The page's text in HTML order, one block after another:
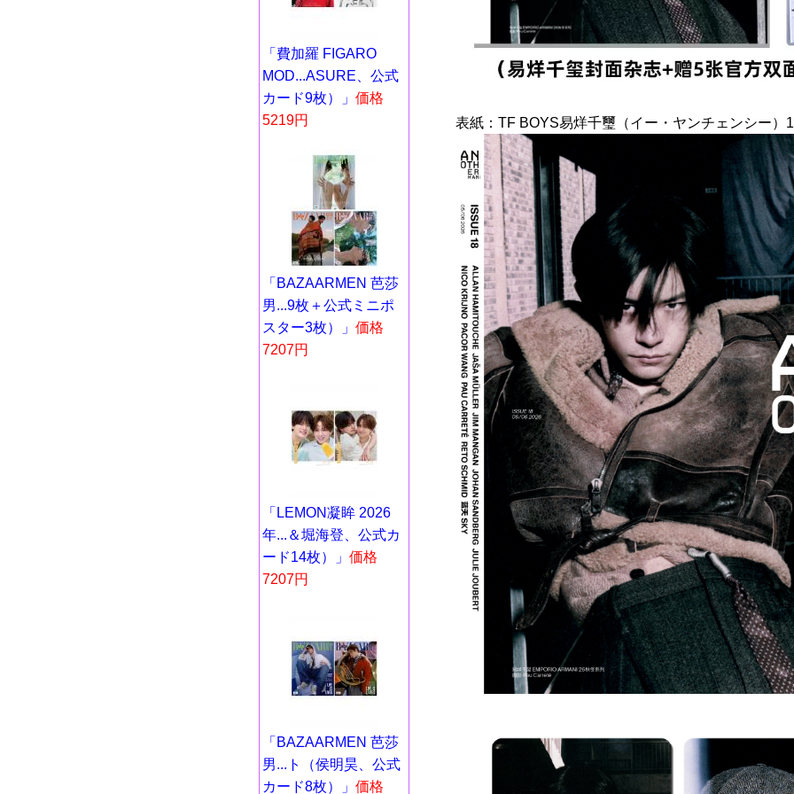
「費加羅 FIGARO
MOD...ASURE、公式
カード9枚）」 価格
5219円
「BAZAARMEN 芭莎
男...9枚＋公式ミニポ
スター3枚）」 価格
7207円
「LEMON凝眸 2026
年...＆堀海登、公式カ
ード14枚）」 価格
7207円
「BAZAARMEN 芭莎
男...ト（侯明昊、公式
カード8枚）」 価格
表紙：TF BOYS易烊千璽（イー・ヤンチェンシー）